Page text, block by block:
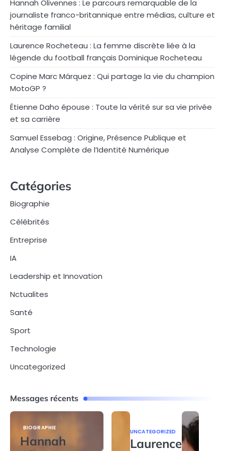
Hannah Olivennes : Le parcours remarquable de la
journaliste franco-britannique entre médias, culture et
héritage familial
Laurence Rocheteau : La femme discrète liée à la
légende du football français Dominique Rocheteau
Copine Marc Márquez : Qui partage la vie du champion
MotoGP ?
Étienne Daho épouse : Toute la vérité sur sa vie privée
et sa carrière
Samuel Essebag : Origine, Présence Publique et
Analyse Complète de l’Identité Numérique
Catégories
Biographie
Célébrités
Entreprise
IA
Leadership et Innovation
Nctualites
Santé
Sport
Technologie
Uncategorized
Messages récents
BIOGRAPHIE
Hannah
UNCATEGORIZED
Laurence